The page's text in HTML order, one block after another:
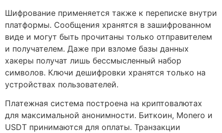
Шифрование применяется также к переписке внутри
платформы. Сообщения хранятся в зашифрованном
виде и могут быть прочитаны только отправителем
и получателем. Даже при взломе базы данных
хакеры получат лишь бессмысленный набор
символов. Ключи дешифровки хранятся только на
устройствах пользователей.
Платежная система построена на криптовалютах
для максимальной анонимности. Биткоин, Monero и
USDT принимаются для оплаты. Транзакции